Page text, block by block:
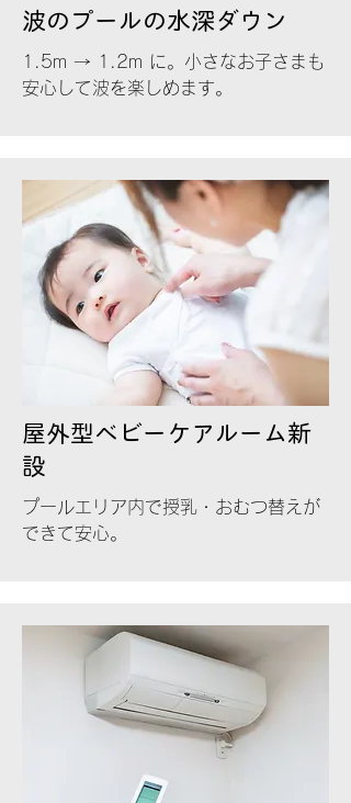
波のプールの水深ダウン
1.5m → 1.2m に。小さなお子さまも
安心して波を楽しめます。
屋外型ベビーケアルーム新
設
プールエリア内で授乳・おむつ替えが
できて安心。